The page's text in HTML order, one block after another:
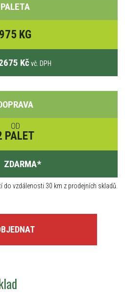
PALETA
975 KG
Kč vč. DPH
OD
PALET
ZDARMA*
do vzdálenosti 30 km z prodejních skladů.